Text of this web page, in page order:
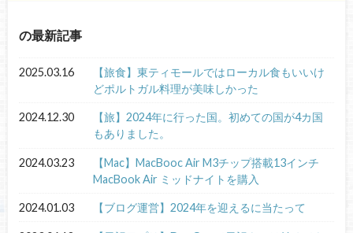
の最新記事
2025.03.16
【旅食】東ティモールではローカル食もいいけ
どポルトガル料理が美味しかった
2024.12.30
【旅】2024年に行った国。初めての国が4カ国
もありました。
2024.03.23
【Mac】MacBooc Air M3チップ搭載13インチ
MacBook Air ミッドナイトを購入
2024.01.03 【ブログ運営】2024年を迎えるに当たって